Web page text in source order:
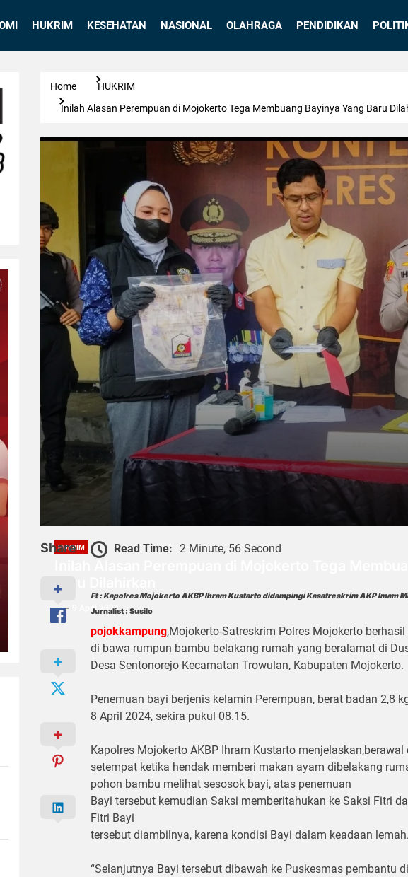
HUKRIM KESEHATAN NASIONAL OLAHRAGA PENDIDIKAN
Home
HUKRIM
Inilah Alasan Perempuan di Mojokerto Tega Membuang Bayinya Yang Baru
HUKRIM
Baru Dilahirkan
9 April 2024
Share Read Time: 2 Minute, 56 Second
Ft : Kapolres Mojokerto AKBP Ihram Kustarto didampingi Kasatreskrim AKP Imam
Jurnalist : Susilo
pojokkampung,Mojokerto-Satreskrim Polres Mojokerto
di bawa rumpun bambu belakang rumah yang beralamat di
Desa Sentonorejo Kecamatan Trowulan, Kabupaten Mojokerto.
Penemuan bayi berjenis kelamin Perempuan, berat badan 2,8
8 April 2024, sekira pukul 08.15.
Kapolres Mojokerto AKBP Ihram Kustarto
setempat ketika hendak memberi makan ayam dibelakang
pohon bambu melihat sesosok bayi, atas penemuan
Bayi tersebut kemudian Saksi memberitahukan ke Saksi Fitri
Fitri Bayi
tersebut diambilnya, karena kondisi Bayi dalam keadaan lemah.
“Selanjutnya Bayi tersebut dibawah ke Puskesmas pembantu